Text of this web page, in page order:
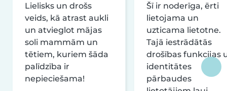
Lielisks un drošs
veids, kā atrast aukli
un atvieglot mājas
soli mammām un
tētiem, kuriem šāda
palīdzība ir
nepieciešama!
Šī ir noderīga, ērti
lietojama un
uzticama lietotne.
Tajā iestrādātās
drošības funkcijas
identitātes
pārbaudes